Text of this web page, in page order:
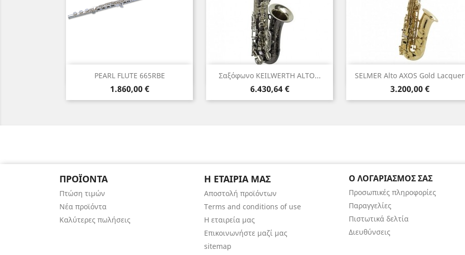
PEARL FLUTE 665RBE
Τιμή
1.860,00 €
Γρήγορη προβολή Σαξόφωνο KEILWERTH ALTO...
Τιμή
6.430,64 €
Γρήγορη προβολή SELMER Αlto AXOS Gold Lacquer
Τιμή
3.200,00 €
Γρήγορη προβολή
ΠΡΟΪΌΝΤΑ
Πτώση τιμών
Νέα προϊόντα
Καλύτερες πωλήσεις
Η ΕΤΑΙΡΊΑ ΜΑΣ
Αποστολή προϊόντων
Terms and conditions of use
Η εταιρεία μας
Επικοινωνήστε μαζί μας
sitemap
Ο ΛΟΓΑΡΙΑΣΜΌΣ ΣΑΣ
Προσωπικές πληροφορίες
Παραγγελίες
Πιστωτικά δελτία
Διευθύνσεις